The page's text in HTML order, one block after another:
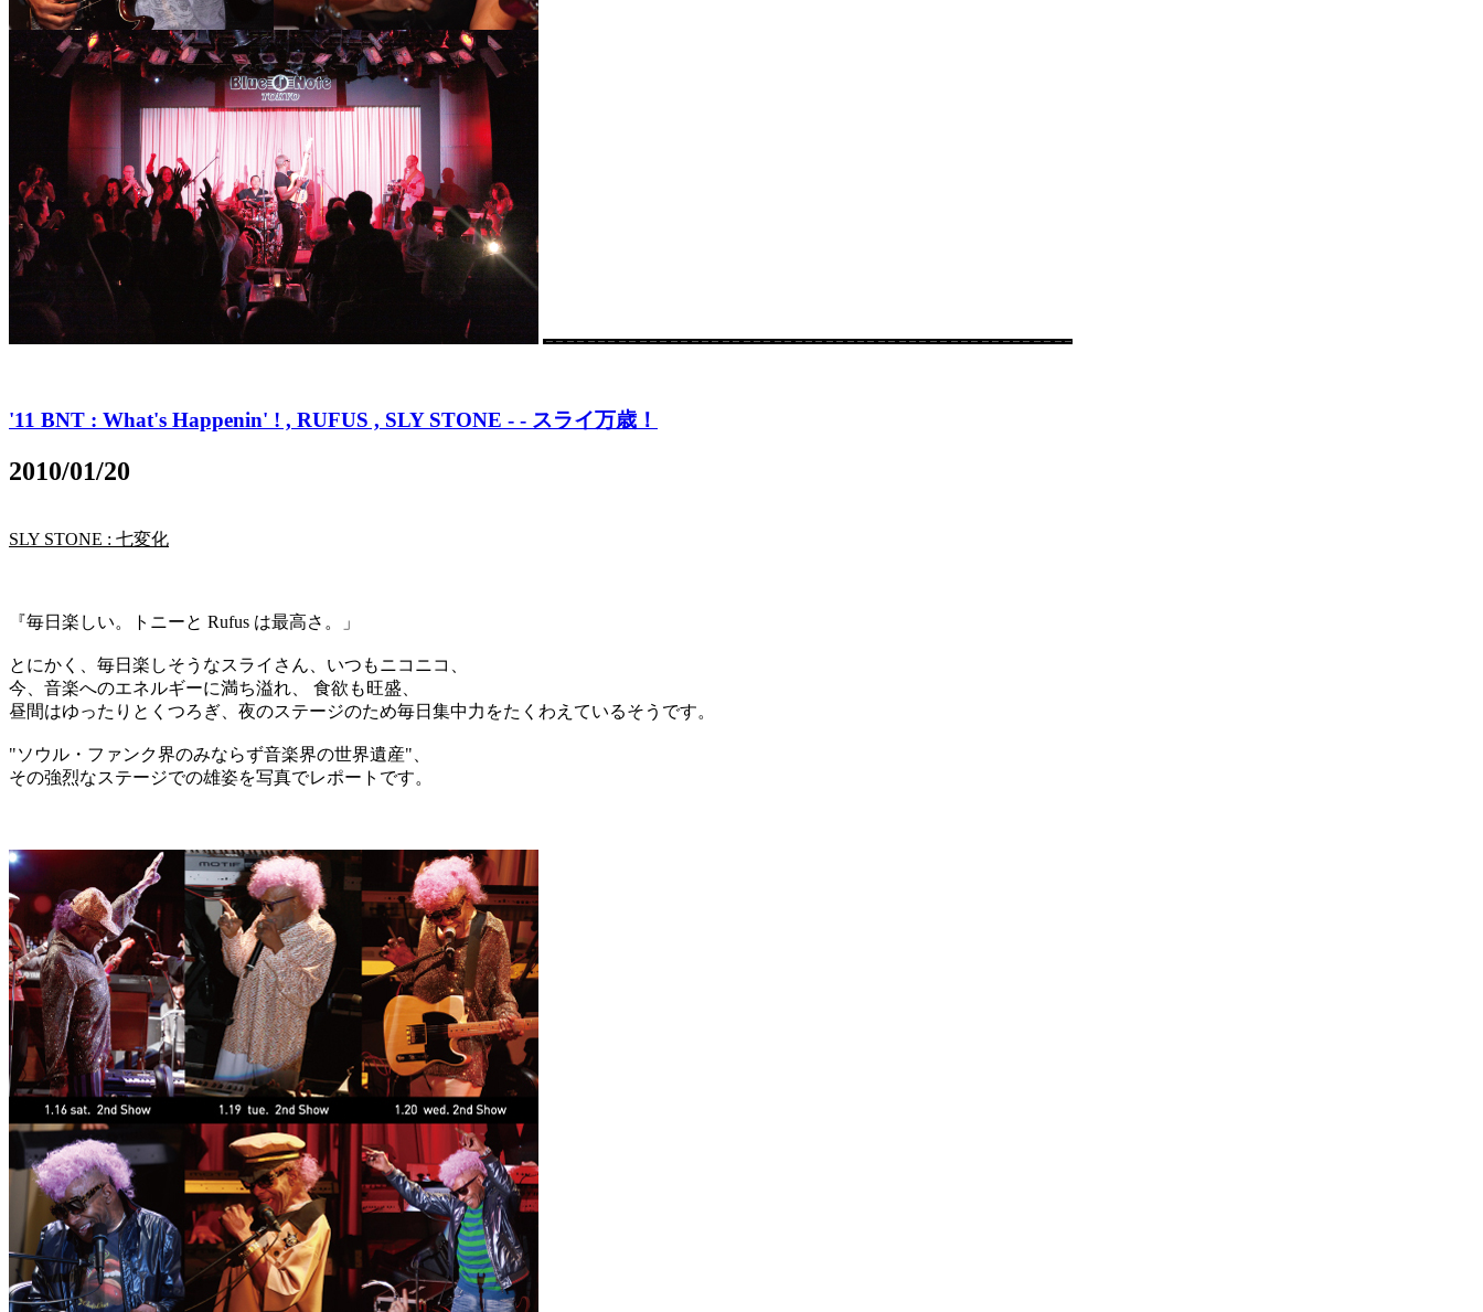
'11 BNT : What's Happenin' ! , RUFUS , SLY STONE - - スライ万歳！
2010/01/20
SLY STONE : 七変化
『毎日楽しい。トニーと Rufus は最高さ。」
とにかく、毎日楽しそうなスライさん、いつもニコニコ、
今、音楽へのエネルギーに満ち溢れ、 食欲も旺盛、
昼間はゆったりとくつろぎ、夜のステージのため毎日集中力をたくわえているそうです。
"ソウル・ファンク界のみならず音楽界の世界遺産"、
その強烈なステージでの雄姿を写真でレポートです。